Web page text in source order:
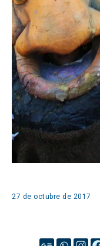
27 de octubre de 2017